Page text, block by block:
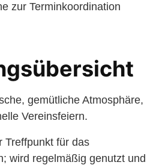
zur Terminkoordination
gemütliche Atmosphäre,
Vereinsfeiern.
Treffpunkt für das
wird regelmäßig genutzt und